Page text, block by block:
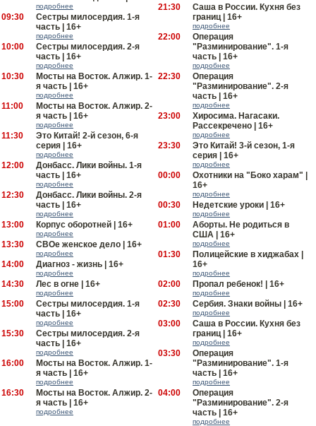
подробнее
09:30
Сестры милосердия. 1-я
часть | 16+
подробнее
10:00
Сестры милосердия. 2-я
часть | 16+
подробнее
10:30
Мосты на Восток. Алжир. 1-
я часть | 16+
подробнее
11:00
Мосты на Восток. Алжир. 2-
я часть | 16+
подробнее
11:30
Это Китай! 2-й сезон, 6-я
серия | 16+
подробнее
12:00
Донбасс. Лики войны. 1-я
часть | 16+
подробнее
12:30
Донбасс. Лики войны. 2-я
часть | 16+
подробнее
13:00 Корпус оборотней | 16+
подробнее
13:30 СВОе женское дело | 16+
подробнее
14:00 Диагноз - жизнь | 16+
подробнее
14:30 Лес в огне | 16+
подробнее
15:00
Сестры милосердия. 1-я
часть | 16+
подробнее
15:30
Сестры милосердия. 2-я
часть | 16+
подробнее
16:00
Мосты на Восток. Алжир. 1-
я часть | 16+
подробнее
16:30
Мосты на Восток. Алжир. 2-
я часть | 16+
подробнее
21:30
Саша в России. Кухня без
границ | 16+
подробнее
22:00
Операция
"Разминирование". 1-я
часть | 16+
подробнее
22:30
Операция
"Разминирование". 2-я
часть | 16+
подробнее
23:00
Хиросима. Нагасаки.
Рассекречено | 16+
подробнее
23:30
Это Китай! 3-й сезон, 1-я
серия | 16+
подробнее
00:00
Охотники на "Боко харам" |
16+
подробнее
00:30 Недетские уроки | 16+
подробнее
01:00
Аборты. Не родиться в
США | 16+
подробнее
01:30
Полицейские в хиджабах |
16+
подробнее
02:00 Пропал ребенок! | 16+
подробнее
02:30 Сербия. Знаки войны | 16+
подробнее
03:00
Саша в России. Кухня без
границ | 16+
подробнее
03:30
Операция
"Разминирование". 1-я
часть | 16+
подробнее
04:00
Операция
"Разминирование". 2-я
часть | 16+
подробнее